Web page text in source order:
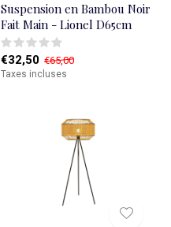
Suspension en Bambou Noir
Fait Main - Lionel D65cm
€32,50 €65,00
Taxes incluses